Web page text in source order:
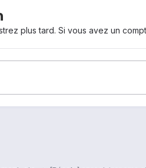
plus tard. Si vous avez un